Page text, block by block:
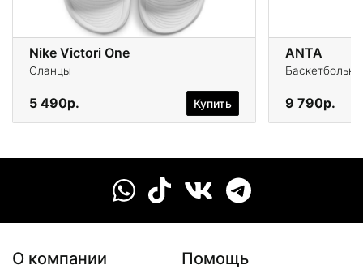
Nike Victori One
Сланцы
5 490р. Купить
ANTA
9 790р.
О компании Помощь